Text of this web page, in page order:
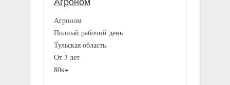
Агроном
Агроном
Полный рабочий день
Тульская область
От 3 лет
80к+